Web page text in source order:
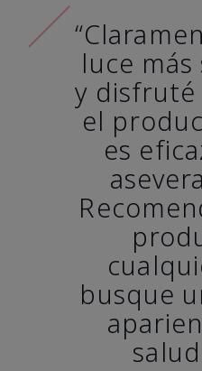
luce
y
el
es
busque